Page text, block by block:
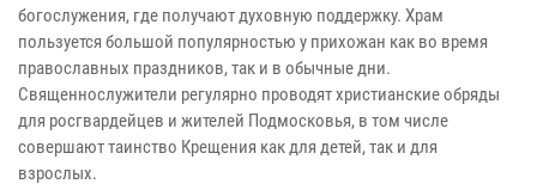
богослужения, где получают духовную поддержку. Храм
пользуется большой популярностью у прихожан как во время
православных праздников, так и в обычные дни.
Священнослужители регулярно проводят христианские обряды
для росгвардейцев и жителей Подмосковья, в том числе
совершают таинство Крещения как для детей, так и для
взрослых.